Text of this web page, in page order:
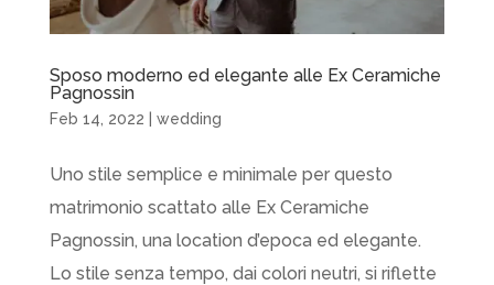
Sposo moderno ed elegante alle Ex Ceramiche
Pagnossin
Feb 14, 2022 wedding
Uno stile semplice e minimale per questo
matrimonio scattato alle Ex Ceramiche
Pagnossin, una location d’epoca ed elegante.
Lo stile senza tempo, dai colori neutri, si riflette